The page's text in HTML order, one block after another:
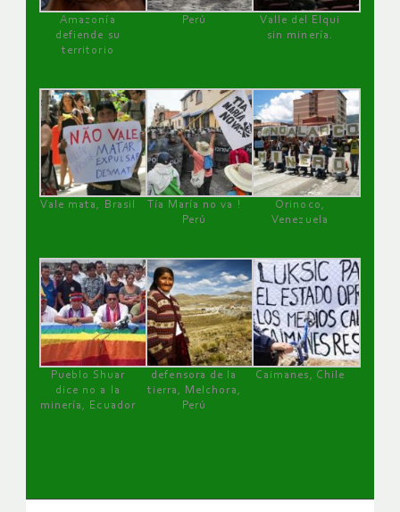
Amazonía
defiende su
territorio
Perú
Valle del Elqui
sin minería.
Vale mata, Brasil
Tía María no va !
Perú
Orinoco,
Venezuela
Pueblo Shuar
dice no a la
minería, Ecuador
defensora de la
tierra, Melchora,
Perú
Caimanes, Chile